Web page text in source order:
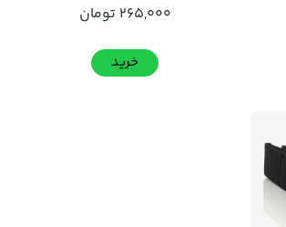
265,000 تومان
خرید